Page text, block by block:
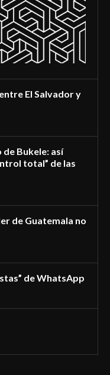
El Salvador y
Bukele: así
total” de las
de Guatemala no
de WhatsApp